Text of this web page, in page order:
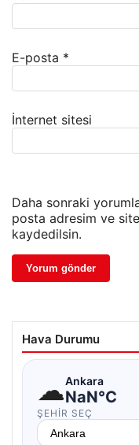
E-posta *
İnternet sitesi
Daha sonraki
posta adresim ve
kaydedilsin.
Hava Durumu
☁Ankara
NaN°C
ŞEHIR SEÇ